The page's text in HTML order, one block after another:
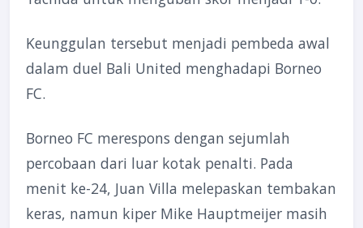
Keunggulan tersebut menjadi pembeda awal
dalam duel Bali United menghadapi Borneo
FC.
Borneo FC merespons dengan sejumlah
percobaan dari luar kotak penalti. Pada
menit ke-24, Juan Villa melepaskan tembakan
keras, namun kiper Mike Hauptmeijer masih